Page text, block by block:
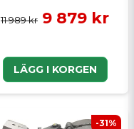
11 989 kr 9 879 kr
LÄGG I KORGEN
-31%